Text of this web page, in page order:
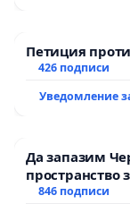
Петиция
426 подписи
Уведомление
Да запазим
пространство
846 подписи